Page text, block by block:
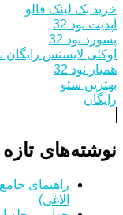
خرید بک لینک فالو
آپدیت نود 32
پسورد نود 32
اوکلی لایسنس رایگان
همیار نود 32
بهترین سئو
رایگان
نوشته‌های تازه
راهنمای
الاغی)